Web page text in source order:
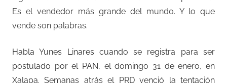
Es el vendedor más grande del mundo. Y lo que
vende son palabras.
Habla Yunes Linares cuando se registra para ser
postulado por el PAN, el domingo 31 de enero, en
Xalapa. Semanas atrás el PRD venció la tentación